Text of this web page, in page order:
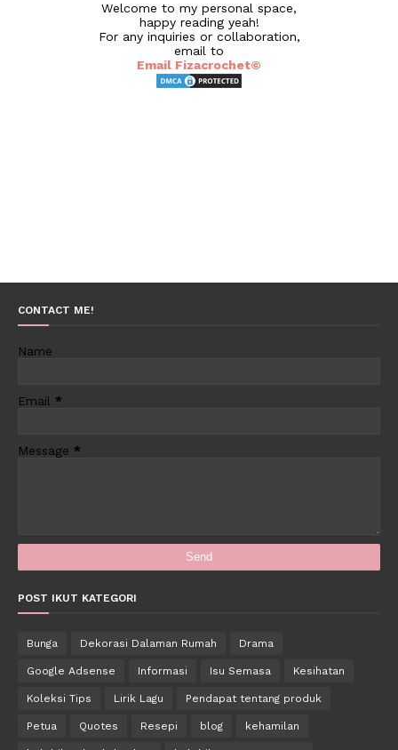
Welcome to my personal space,
happy reading yeah!
For any inquiries or collaboration,
email to
Email Fizacrochet©
CONTACT ME!
Name
Email *
Message *
POST IKUT KATEGORI
Bunga Dekorasi Dalaman Rumah Drama
Google Adsense Informasi Isu Semasa Kesihatan
Koleksi Tips Lirik Lagu Pendapat tentang produk
Petua Quotes Resepi blog kehamilan